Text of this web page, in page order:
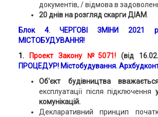
документів, / відмова в
20 днів на розгляд скарги ДІАМ.
Блок 4. ЧЕРГОВІ ЗМІНИ 2021
МІСТОБУДУВАННЯ!
1.
Проект Закону №5071! (від
ПРОЦЕДУР! Містобудування.
Об'єкт будівництва
експлуатації після підключення
комунікацій.
Декларативний принцип